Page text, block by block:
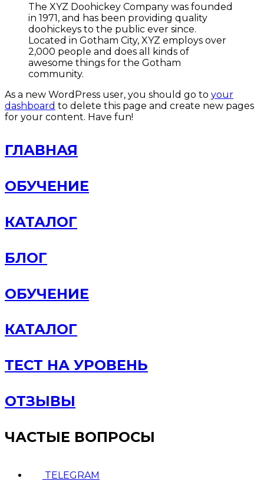
The XYZ Doohickey Company was founded
in 1971, and has been providing quality
doohickeys to the public ever since.
Located in Gotham City, XYZ employs over
2,000 people and does all kinds of
awesome things for the Gotham
community.
As a new WordPress user, you should go to your
dashboard to delete this page and create new pages
for your content. Have fun!
ГЛАВНАЯ
ОБУЧЕНИЕ
КАТАЛОГ
БЛОГ
ОБУЧЕНИЕ
КАТАЛОГ
ТЕСТ НА УРОВЕНЬ
ОТЗЫВЫ
ЧАСТЫЕ ВОПРОСЫ
TELEGRAM